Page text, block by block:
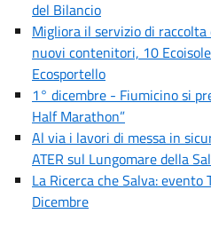
del Bilancio
Migliora il servizio di
nuovi contenitori, 10
Ecosportello
1° dicembre - Fiumicino si
Half Marathon”
Al via i lavori di messa in
ATER sul Lungomare della
La Ricerca che Salva:
Dicembre